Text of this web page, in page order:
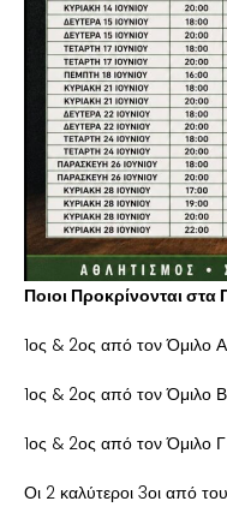
Ποιοι Προκρίνονται στα
1ος & 2ος από τον Όμιλο
1ος & 2ος από τον Όμιλο
1ος & 2ος από τον Όμιλο
Οι 2 καλύτεροι 3οι από